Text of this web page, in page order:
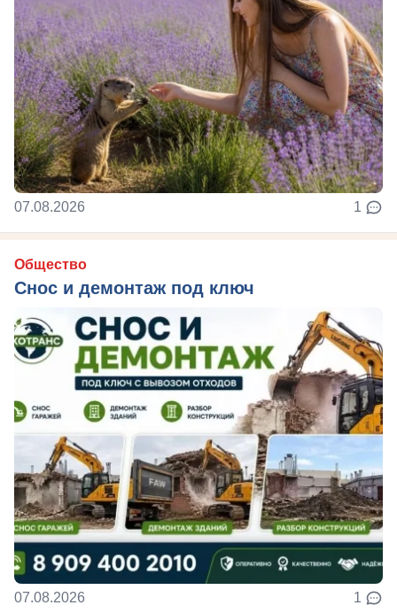
07.08.2026 1
Общество
Снос и демонтаж под ключ
07.08.2026 1